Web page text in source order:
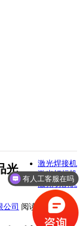
激光焊接机
激光打标机
激光切割机
光
公司 阅读
有人工客服在吗